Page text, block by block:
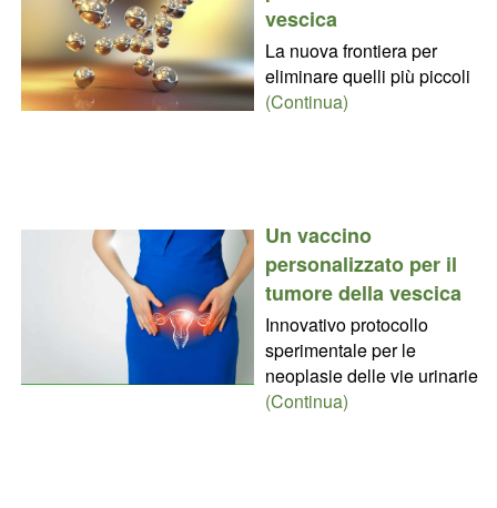
vescica
La nuova frontiera per
eliminare quelli più piccoli
(Continua)
Un vaccino
personalizzato per il
tumore della vescica
Innovativo protocollo
sperimentale per le
neoplasie delle vie urinarie
(Continua)